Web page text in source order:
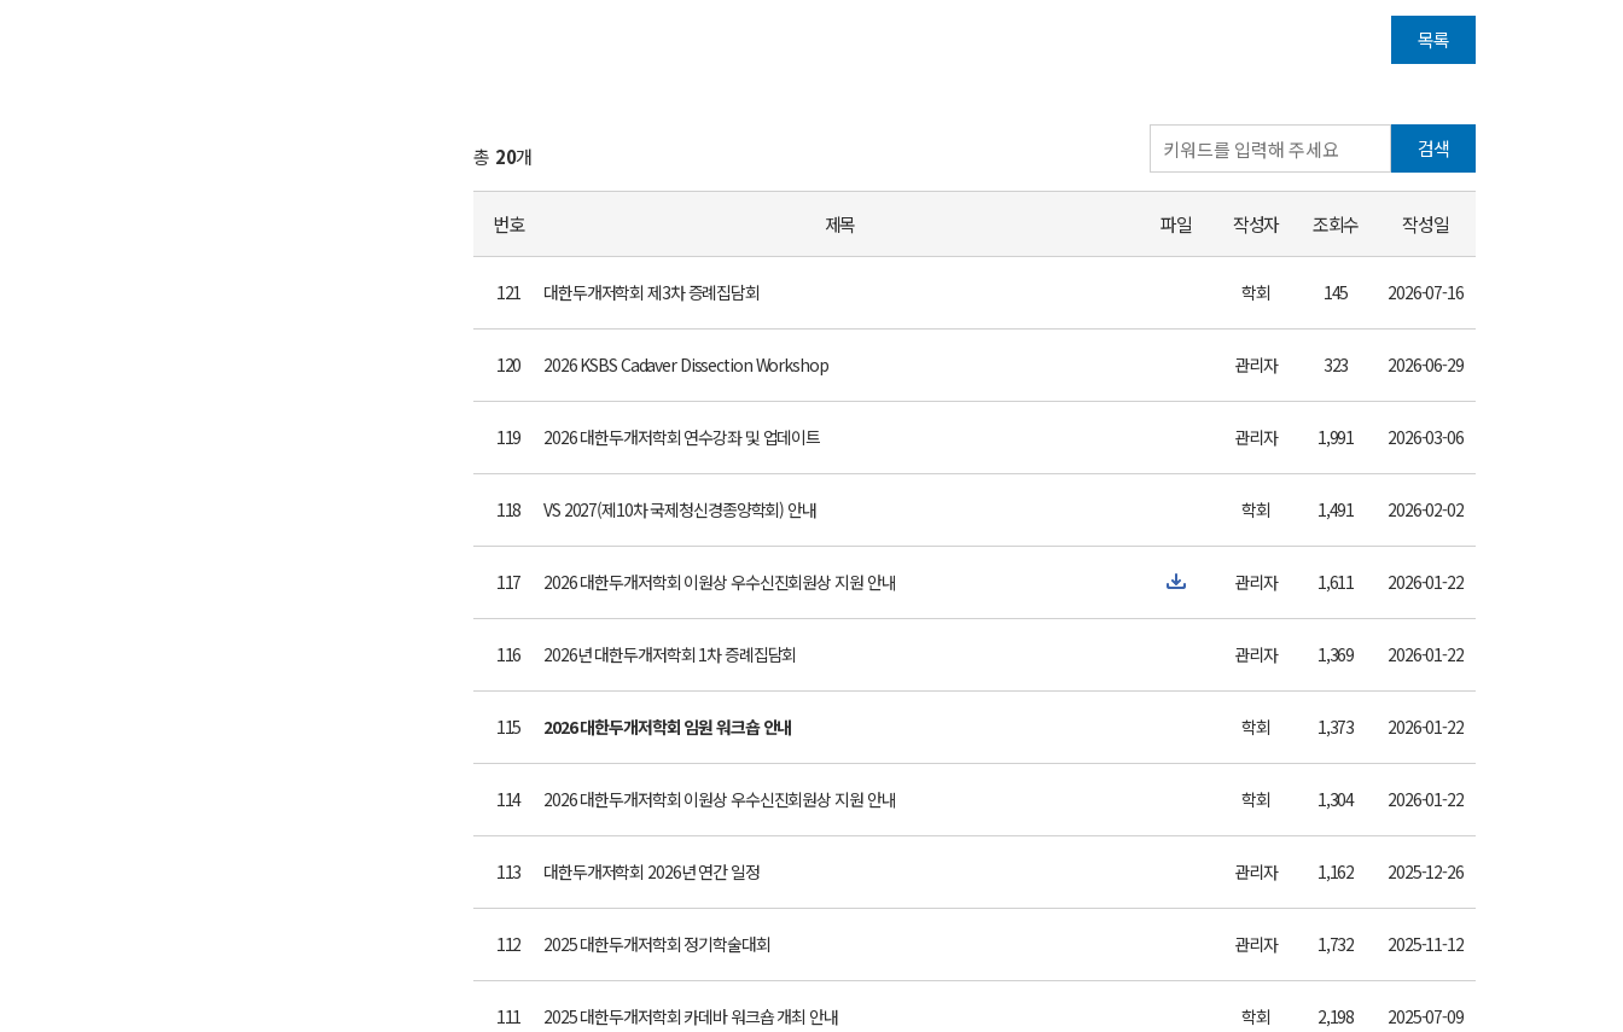
목록
검색
총 20개
번호 제목 파일 작성자 조회수 작성일
121 대한두개저학회 제3차 증례집담회 학회 145 2026-07-16
120 2026 KSBS Cadaver Dissection Workshop 관리자 323 2026-06-29
119 2026 대한두개저학회 연수강좌 및 업데이트 관리자 1,991 2026-03-06
118 VS 2027(제10차 국제청신경종양학회) 안내 학회 1,491 2026-02-02
117 2026 대한두개저학회 이원상 우수신진회원상 지원 안내 관리자 1,611 2026-01-22
116 2026년 대한두개저학회 1차 증례집담회 관리자 1,369 2026-01-22
115 2026 대한두개저학회 임원 워크숍 안내 학회 1,373 2026-01-22
114 2026 대한두개저학회 이원상 우수신진회원상 지원 안내 학회 1,304 2026-01-22
113 대한두개저학회 2026년 연간 일정 관리자 1,162 2025-12-26
112 2025 대한두개저학회 정기학술대회 관리자 1,732 2025-11-12
111 2025 대한두개저학회 카데바 워크숍 개최 안내 학회 2,198 2025-07-09